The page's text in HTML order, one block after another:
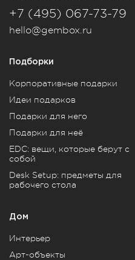
+7 (495) 067-73-79
hello@gembox.ru
Подборки
Корпоративные подарки
Идеи подарков
Подарки для него
Подарки для неё
EDC: вещи, которые берут с
собой
Desk Setup: предметы для
рабочего стола
Дом
Интерьер
Арт-объекты